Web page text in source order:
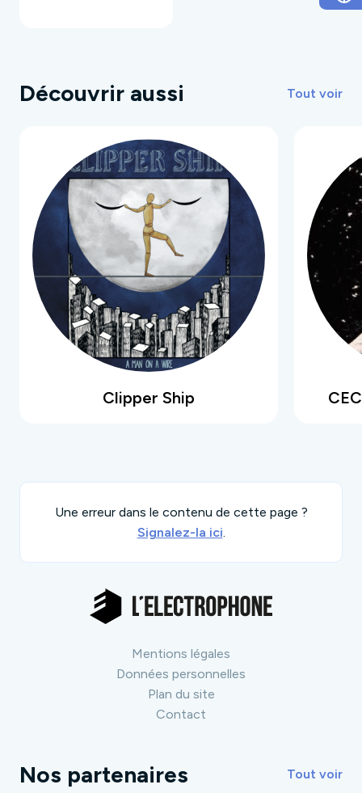
Découvrir aussi Tout voir
Clipper Ship
Une erreur dans le contenu de cette page ?
Signalez-la ici.
Mentions légales
Données personnelles
Plan du site
Contact
Nos partenaires Tout voir